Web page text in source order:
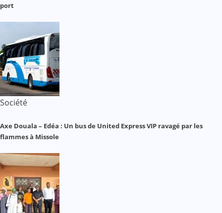
port
Société
Axe Douala – Edéa : Un bus de United Express VIP ravagé par les
flammes à Missole